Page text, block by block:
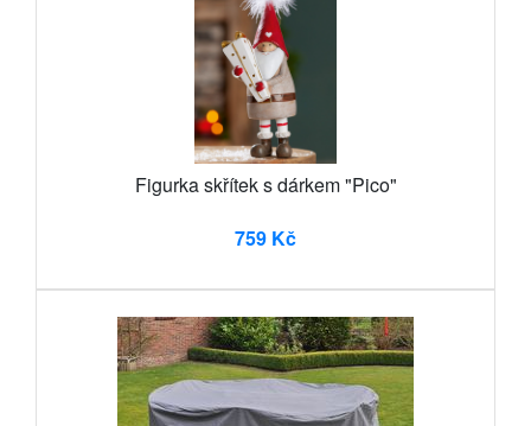
Figurka skřítek s dárkem "Pico"
759 Kč